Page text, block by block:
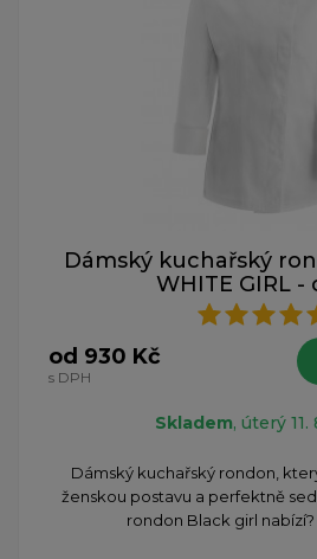
Dámský kuchařský
WHITE GIRL -
od 930 Kč
s DPH
Skladem, úterý 11.
​Dámský kuchařský rondon,
ženskou postavu a perfektně
rondon Black girl nabízí?